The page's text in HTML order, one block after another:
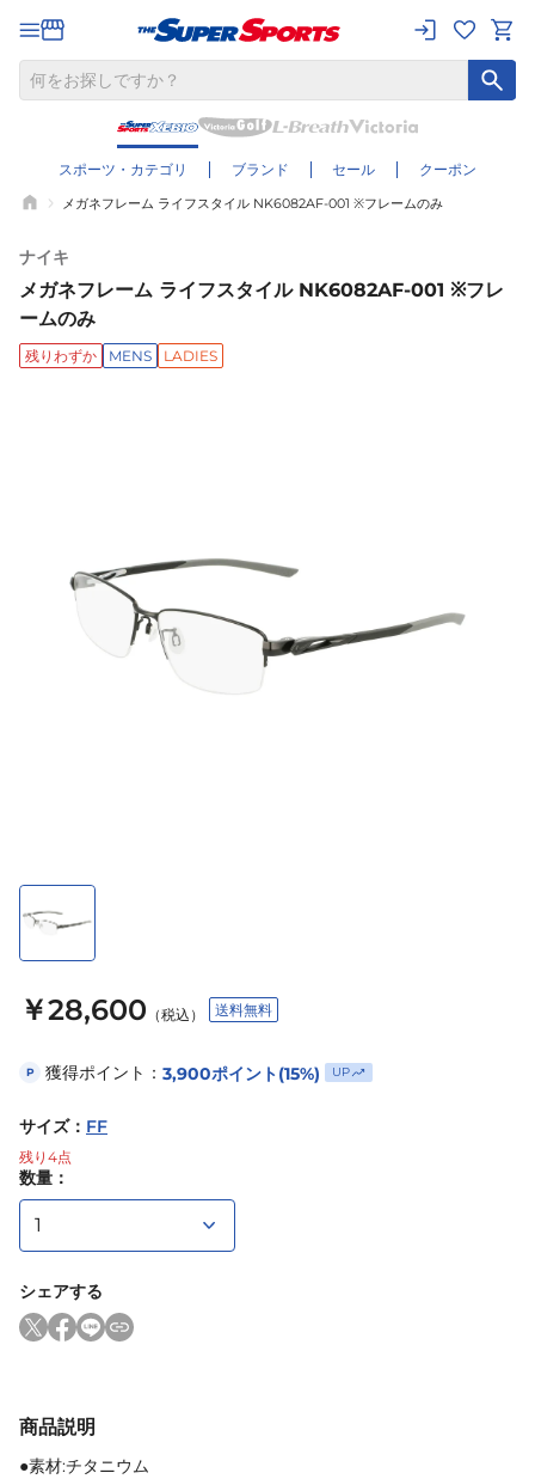
スポーツ・カテゴリ ブランド セール クーポン
メガネフレーム ライフスタイル NK6082AF-001 ※フレームのみ
ナイキ
メガネフレーム ライフスタイル NK6082AF-001 ※フレ
ームのみ
残りわずか MENS LADIES
￥28,600 （税込） 送料無料
P 獲得ポイント： 3,900ポイント(15%) UP
サイズ： FF
残り 4点
数量：
シェアする
商品説明
●素材:チタニウム